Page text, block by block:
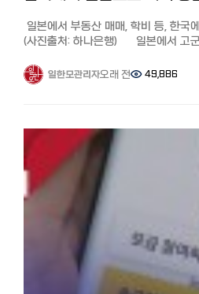
★일한모 고객이라면 첫 송금수수료
첫 송금 수수료 무료 쿠폰받고 송
※월드패밀리송금은 2025년 1월부터
한국이외 나라에 송금하실때는 아래
천엔입니다. 10만엔까지 500엔이어
재류카드나 마이넘버를 폰으로 간단
오며 바로 송금을 진행할 수 있습니다.
계좌에 송금액을 지불하면 메일로
한국에서 받는 사람 본인이 폰으로 인
고령이거나 하기 어려운 경우는 신분
점이 대단히 편리했습니다.
오전에 부모님 신분증 보냈더니 오
18일 시점, 10만엔 송금, 1,017,020원
보통 1~2시간 안에 송금이 완료되어
장단점과 포인트 ●장점: 수수료가
현지에서 받는 금액 시뮬레이션 결과
월드패밀리 송금 : 수수료 500엔이
초대링크에서 회원가입 시 500포인트
EXPARO(엑스파로): 수수료
송금 서비스보다 압도적으로 저렴합
500엔 포인트를 받을 수 있기 때문에
있습니다. 10만엔까지 무료 송금 쿠폰
http://
해외 거주 한국인은 재류카드나 마이
승인되면 메일로 연락이 오며 바로 송
입금하면 메일로 수취인 신분증 연락
들어 부모)이 휴대전화로 인증해야 합
그때 고령이거나 대응이 어려운 경우
지연되는 경우가 많은데 월드패밀리
일본에서 부동산 매매, 학비 등, 한국
(사진출처: 하나은행) 일본에서 고군
관리자입니다. 송금은 페북 일한모
뼈빠지게 번 엔화를 한국으로 어떻게
안녕하세요^^ 한국에서 돈을 받아 집
배우자비자로 일본에 거주중입니다.
한국에 집을 처분하고 일본에 집을
많은 돈은 송금불가로 알고있습니다.
수수료가 만만치않고 시간이 오래 걸
조언부탁드려요 감사합니다. 최신 정보! 신고가 불필요한 연간 송금한도가
2배로 인상 2023년 초에 오래동안
5만달러(2023년 8월기준 6400만
커지면서 대폭 인상된다는 뉴스가
7월부터 시행되었고 연간 송금한도
저는 8월에 2억정도를 무사히 송금 받
일한모관리자오래 전 49,886